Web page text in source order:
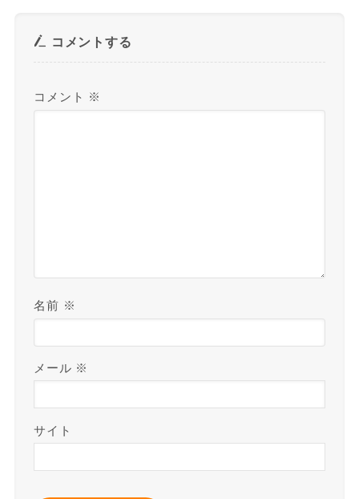
コメントする
コメント ※
名前 ※
メール ※
サイト